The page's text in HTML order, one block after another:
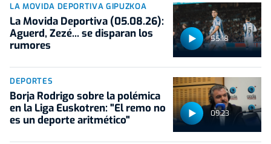
55:18
LA MOVIDA DEPORTIVA GIPUZKOA
La Movida Deportiva (05.08.26):
Aguerd, Zezé... se disparan los
rumores
09:23
DEPORTES
Borja Rodrigo sobre la polémica
en la Liga Euskotren: "El remo no
es un deporte aritmético"